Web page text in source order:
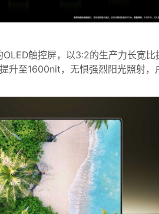
触控屏，以3:2的生产力长宽比
升至1600nit，无惧强烈阳光照射，